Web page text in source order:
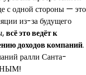
с одной стороны — это
из-за будущего
всё это ведёт к
доходов компаний.
ралли Санта-